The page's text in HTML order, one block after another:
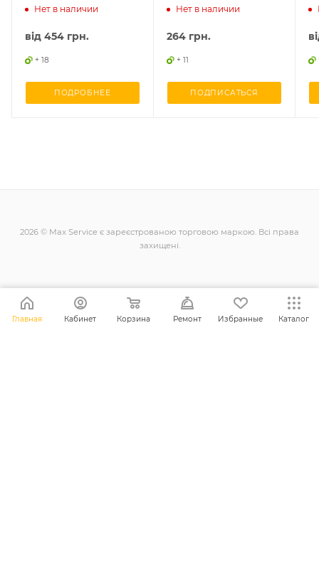
оригінал, б/у
Нет в наличии
від 454 грн.
+ 18
ПОДРОБНЕЕ
клей по всій площині
Нет в наличии
264 грн.
+ 11
ПОДПИСАТЬСЯ
2026 © Max Service є зареєстрованою торговою маркою. Всі права
захищені.
+38 (098) 128-11-11
Главная Кабинет Корзина Ремонт Избранные Каталог